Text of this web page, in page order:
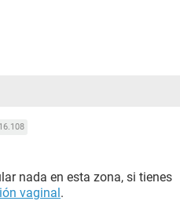
16.108
nada en esta zona, si tienes
vaginal.